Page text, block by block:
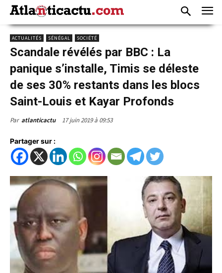
ACTUALITÉS SÉNÉGAL SOCIÉTÉ
Scandale révélés par BBC : La
panique s’installe, Timis se déleste
de ses 30% restants dans les blocs
Saint-Louis et Kayar Profonds
Par atlanticactu 17 juin 2019 à 09:53
Partager sur :